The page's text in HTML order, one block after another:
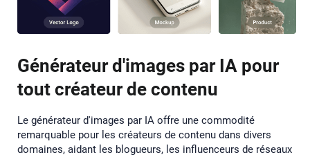
Générateur d'images par IA pour
tout créateur de contenu
Le générateur d'images par IA offre une commodité
remarquable pour les créateurs de contenu dans divers
domaines, aidant les blogueurs, les influenceurs de réseaux